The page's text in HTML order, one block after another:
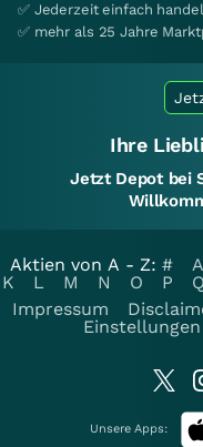
✅ Jederzeit einfach
✅ mehr als 25 Jahre
Ihre
Jetzt Depot bei
Aktien von A - Z: # A
K
L M N O P Q
Impressum
Einstellungen
Unsere Apps: